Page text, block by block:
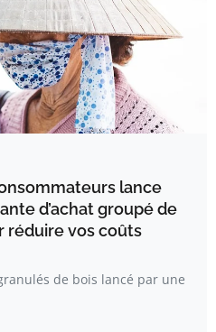
lance
d’achat groupé de
réduire vos coûts
de bois lancé par une